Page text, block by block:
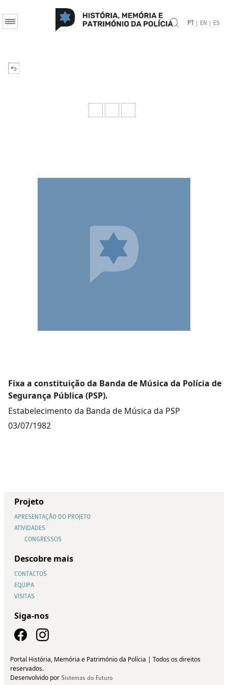
PT | EN | ES
Fixa a constituição da Banda de Música da Polícia de
Segurança Pública (PSP).
Estabelecimento da Banda de Música da PSP
03/07/1982
Projeto
APRESENTAÇÃO DO PROJETO
ATIVIDADES
CONGRESSOS
Descobre mais
CONTACTOS
EQUIPA
VISITAS
Siga-nos
Portal História, Memória e Património da Polícia | Todos os direitos
reservados.
Desenvolvido por Sistemas do Futuro